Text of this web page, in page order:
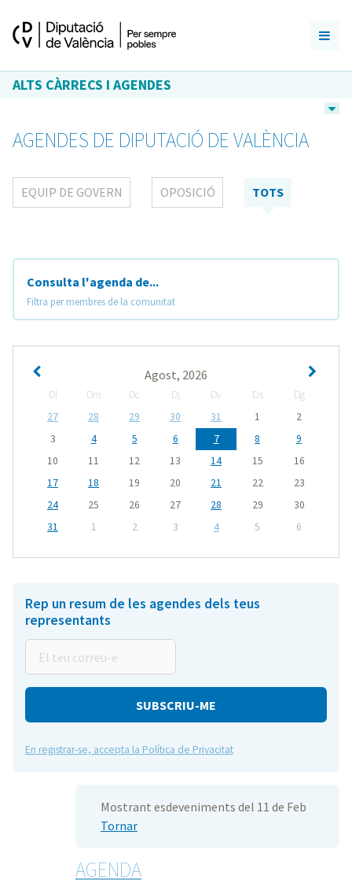
ALTS CÀRRECS I AGENDES
AGENDES DE DIPUTACIÓ DE VALÈNCIA
EQUIP DE GOVERN OPOSICIÓ TOTS
Consulta l'agenda de...
Filtra per membres de la comunitat
Agost, 2026
Dl Dm Dc Dj Dv Ds
Dg
27
28 29 30 31 1
2
3
4 5 6 7 8
9
10
11 12 13 14 15
16
17
18 19 20 21 22
23
24
25 26 27 28 29
30
31
1 2 3 4 5 6
Rep un resum de les agendes dels teus
representants
teu
correu-
En registrar-se, accepta la Política de Privacitat
Mostrant esdeveniments del 11 de Feb
Tornar
AGENDA